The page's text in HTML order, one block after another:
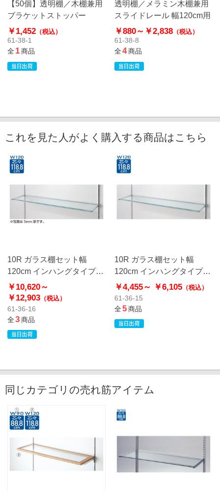
【50個】透明棚／木棚兼用
ブラケットストッパー
￥1,452 （税込）
61-38-1
全1商品
透明棚／メラミン木棚兼用
スライドレール 幅120cm用
￥880～ ￥2,838 （税込）
61-38-8
全4商品
これを見た人がよく購入する商品はこちら
10R ガラス棚セット幅
120cm インハングタイプ
8mm厚
￥10,620～
￥12,903 （税込）
61-36-16
全3商品
10R ガラス棚セット幅
120cm インハングタイプ
5mm厚
￥4,455～ ￥6,105（税込）
61-36-15
全5商品
同じカテゴリの売れ筋アイテム